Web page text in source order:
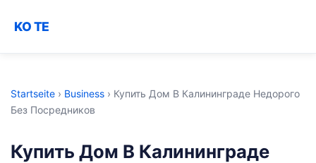
KO TE
Startseite › Business › Купить Дом В Калининграде Недорого
Без Посредников
Купить Дом В Калининграде